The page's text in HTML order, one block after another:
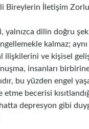
Bireylerin İletişim
yalnızca dilin doğru
kalmaz;
ilişkilerini ve kişisel
insanları
bu yüzden engel
becerisi
hatta depresyon gibi